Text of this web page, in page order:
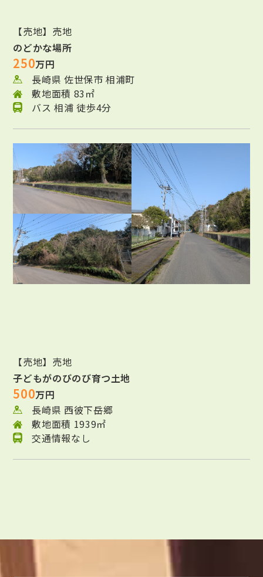
【売地】売地
のどかな場所
250万円
長崎県 佐世保市 相浦町
敷地面積 83㎡
バス 相浦 徒歩4分
【売地】売地
子どもがのびのび育つ土地
500万円
長崎県 西彼下岳郷
敷地面積 1939㎡
交通情報なし